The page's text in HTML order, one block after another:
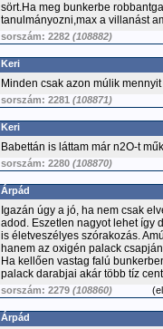
sört.Ha meg bunkerbe
tanulmányozni,max a villanást
sorszám: 2282 (108882)
Keri
Minden csak azon múlik
sorszám: 2281 (108871)
Keri
Babettán is láttam már n2O-t
sorszám: 2280 (108870)
Árpád
Igazán úgy a jó, ha nem csak
adod. Eszetlen nagyot lehet így
is életveszélyes szórakozás.
hanem az oxigén palack
Ha kellően vastag falú
palack darabjai akár több tíz
sorszám: 2279 (108860) (
Árpád